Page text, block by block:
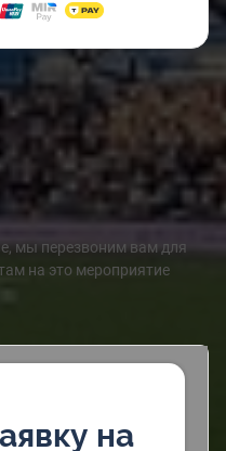
мы перезвоним вам для
на это мероприятие
на